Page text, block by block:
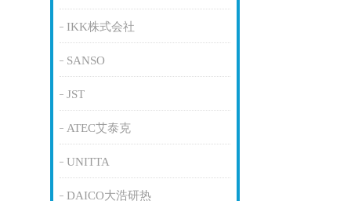
IKK株式会社
SANSO
JST
ATEC艾泰克
UNITTA
DAICO大浩研热